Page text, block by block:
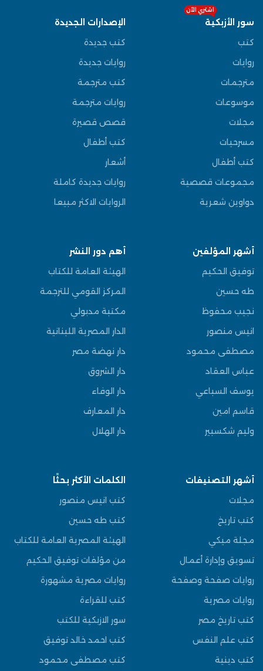
سور الأزبكية
اشتري الآن
كتب
روايات
مترجمات
موسوعات
مجلات
مسرحيات
كتب أطفال
مجموعات قصصية
دواوين شعرية
الإصدارات الجديدة
كتب جديدة
روايات جديدة
كتب مترجمة
روايات مترجمة
قصص قصيرة
كتب أطفال
أشعار
روايات جديدة كاملة
الروايات الاكثر مبيعا
أشهر المؤلفين
توفيق الحكيم
طه حسين
نجيب محفوظ
انيس منصور
مصطفى محمود
عباس العقاد
يوسف السباعي
قاسم امين
وليم شكسبير
أهم دور النشر
الهيئة العامة للكتاب
المركز القومي للترجمة
مكتبة مدبولي
الدار المصرية اللبنانية
دار نهضة مصر
دار الشروق
دار الوفاء
دار المعارف
دار الهلال
أشهر التصنيفات
مجلات
كتب تاريخ
مجلة ميكي
تسويق وإدارة أعمال
روايات صفحة وصفحة
روايات مصرية
كتب تاريخ مصر
كتب علم النفس
كتب دينية
الكلمات الأكثر بحثًا
كتب انيس منصور
كتب طه حسين
الهيئة المصرية العامة للكتاب
من مؤلفات توفيق الحكيم
روايات مصرية مشهورة
كتب للقراءة
سور الازبكية للكتب
كتب احمد خالد توفيق
كتب مصطفى محمود